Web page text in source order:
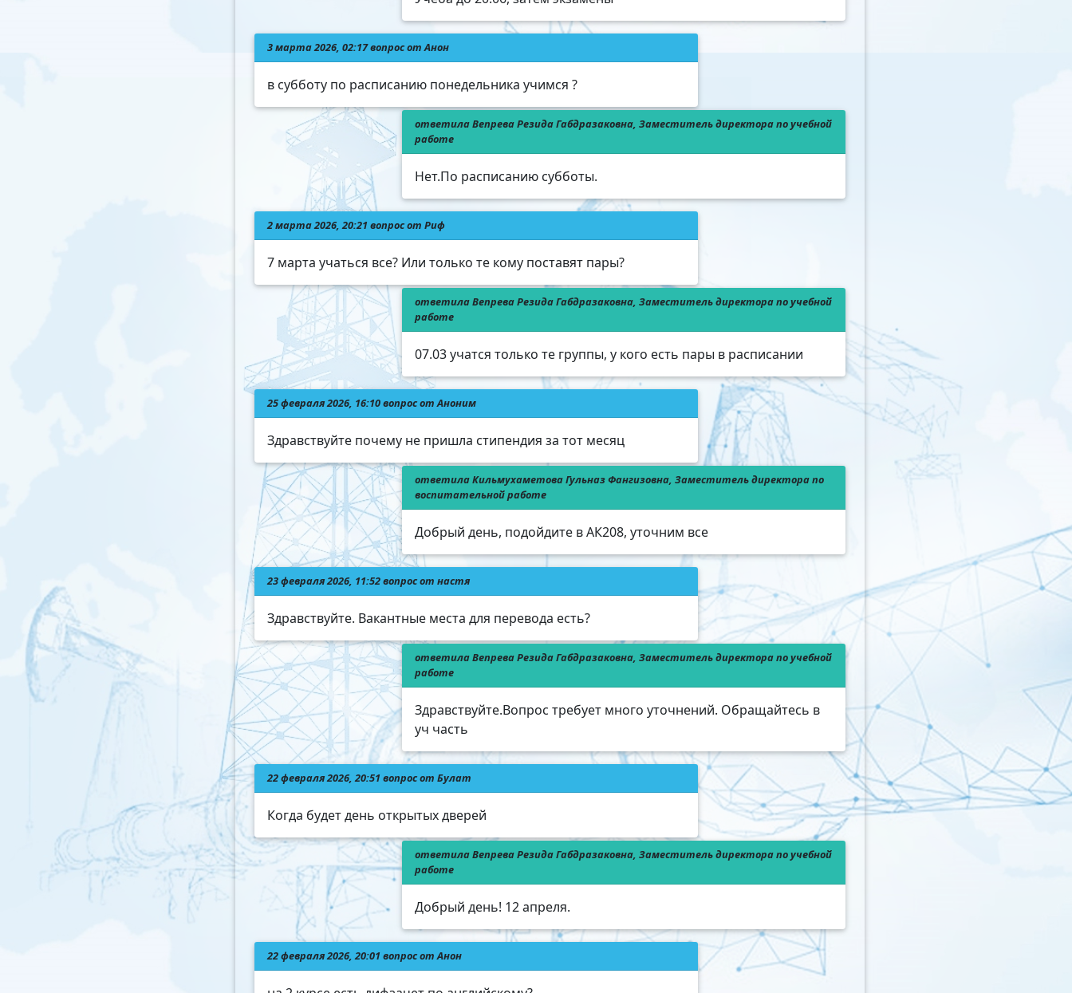
3 марта 2026, 02:17 вопрос от Анон
в субботу по расписанию понедельника учимся ?
ответила Вепрева Резида Габдразаковна, Заместитель директора по учебной
работе
Нет.По расписанию субботы.
2 марта 2026, 20:21 вопрос от Риф
7 марта учаться все? Или только те кому поставят пары?
ответила Вепрева Резида Габдразаковна, Заместитель директора по учебной
работе
07.03 учатся только те группы, у кого есть пары в расписании
25 февраля 2026, 16:10 вопрос от Аноним
Здравствуйте почему не пришла стипендия за тот месяц
ответила Кильмухаметова Гульназ Фангизовна, Заместитель директора по
воспитательной работе
Добрый день, подойдите в АК208, уточним все
23 февраля 2026, 11:52 вопрос от настя
Здравствуйте. Вакантные места для перевода есть?
ответила Вепрева Резида Габдразаковна, Заместитель директора по учебной
работе
Здравствуйте.Вопрос требует много уточнений. Обращайтесь в
уч часть
22 февраля 2026, 20:51 вопрос от Булат
Когда будет день открытых дверей
ответила Вепрева Резида Габдразаковна, Заместитель директора по учебной
работе
Добрый день! 12 апреля.
22 февраля 2026, 20:01 вопрос от Анон